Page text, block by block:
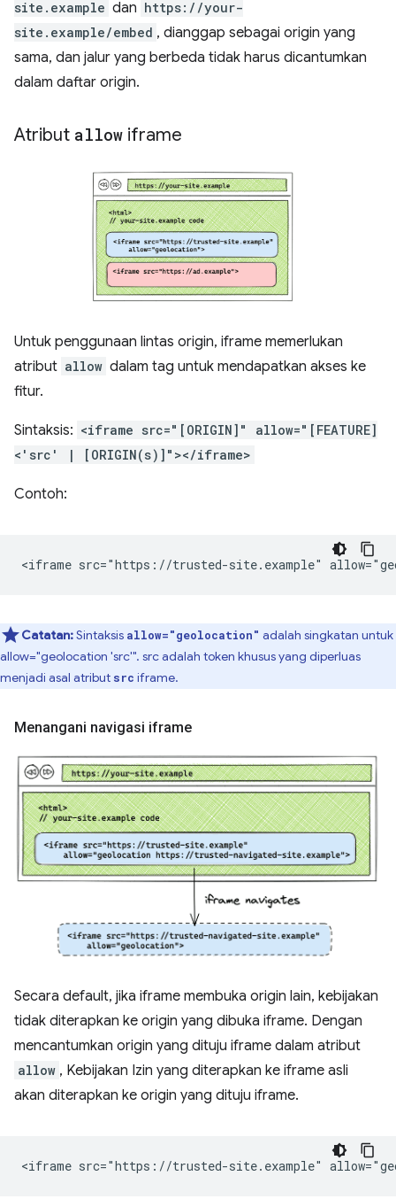
site.example dan https://your-
site.example/embed , dianggap sebagai origin yang
sama, dan jalur yang berbeda tidak harus dicantumkan
dalam daftar origin.
Atribut allow iframe
Untuk penggunaan lintas origin, iframe memerlukan
atribut allow dalam tag untuk mendapatkan akses ke
fitur.
Sintaksis: <iframe src="[ORIGIN]" allow="[FEATURE]
<'src' | [ORIGIN(s)]"></iframe>
Contoh:
Catatan:Sintaksis allow="geolocation" adalah singkatan untuk
allow="geolocation 'src'". src adalah token khusus yang diperluas
menjadi asal atribut src iframe.
Menangani navigasi iframe
Secara default, jika iframe membuka origin lain, kebijakan
tidak diterapkan ke origin yang dibuka iframe. Dengan
mencantumkan origin yang dituju iframe dalam atribut
allow , Kebijakan Izin yang diterapkan ke iframe asli
akan diterapkan ke origin yang dituju iframe.